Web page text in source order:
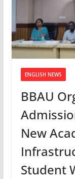
ENGLISH NEWS
BBAU
New
Student